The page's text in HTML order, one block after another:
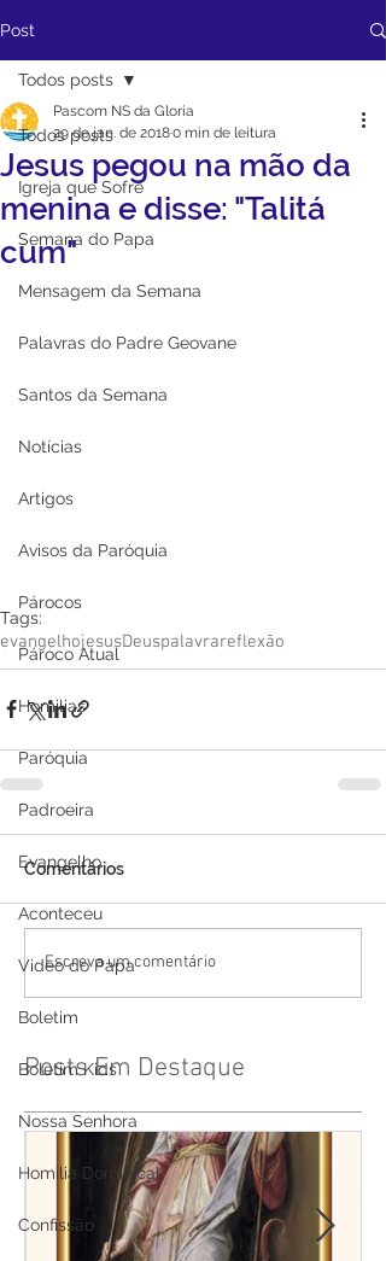
Post
Todos posts
Igreja que Sofre
Semana do Papa
Mensagem da Semana
Palavras do Padre Geovane
Santos da Semana
Notícias
Artigos
Avisos da Paróquia
Párocos
Pároco Atual
Homilias
Paróquia
Padroeira
Evangelho
Aconteceu
Video do Papa
Boletim
Boletim Kids
Nossa Senhora
Homilia Dominical
Confissão
Todos posts
Jesus pegou na mão da
menina e disse: "Talitá
cum"
Pascom NS da Gloria
29 de jan. de 20180 min de leitura
Tags:
evangelhojesusDeuspalavrareflexão
Comentários
Escreva um comentário
Posts Em Destaque